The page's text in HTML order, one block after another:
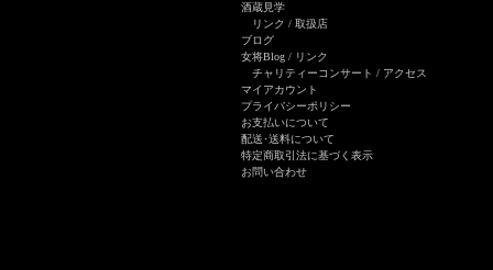
酒蔵見学
リンク / 取扱店
ブログ
女将Blog / リンク
チャリティーコンサート / アクセス
マイアカウント
プライバシーポリシー
お支払いについて
配送･送料について
特定商取引法に基づく表示
お問い合わせ